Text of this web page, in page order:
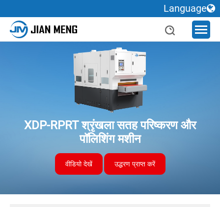
XDP-RPRT श्रृंखला सतह परिष्करण और
पॉलिशिंग मशीन
वीडियो देखें उद्धरण प्राप्त करें
Language